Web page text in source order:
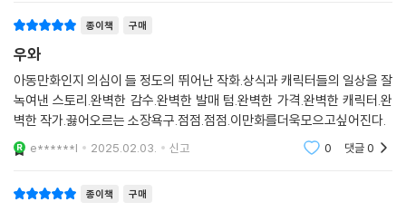
종이책 구매
우와
아동만화인지 의심이 들 정도의 뛰어난 작화.상식과 캐릭터들의 일상을 잘
녹여낸 스토리.완벽한 감수.완벽한 발매 텀.완벽한 가격.완벽한 캐릭터.완
벽한 작가.끓어오르는 소장욕구.점점.점점.이만화를더욱모으고싶어진다.
e******l 2025.02.03. 신고 0 댓글0
종이책 구매